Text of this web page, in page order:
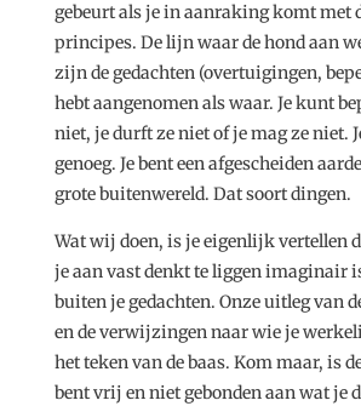
gebeurt als je in aanraking komt met
principes. De lijn waar de hond aan
zijn de gedachten (overtuigingen,
hebt aangenomen als waar. Je kunt
niet, je durft ze niet of je mag ze niet.
genoeg. Je bent een afgescheiden
grote buitenwereld. Dat soort dingen.
Wat wij doen, is je eigenlijk vertellen
je aan vast denkt te liggen imaginair
buiten je gedachten. Onze uitleg van
en de verwijzingen naar wie je
het teken van de baas. Kom maar, is
bent vrij en niet gebonden aan wat je